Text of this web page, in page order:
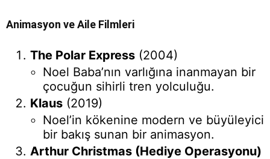
Animasyon ve Aile Filmleri
The Polar Express (2004)
Noel Baba’nın varlığına inanmayan bir
çocuğun sihirli tren yolculuğu.
Klaus (2019)
Noel’in kökenine modern ve büyüleyici
bir bakış sunan bir animasyon.
Arthur Christmas (Hediye Operasyonu)